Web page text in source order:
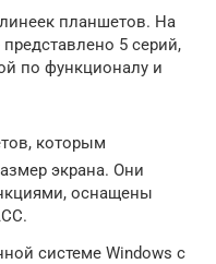
планшетов. На
5 серий,
по функционалу и
которым
экрана. Они
оснащены
системе Windows с